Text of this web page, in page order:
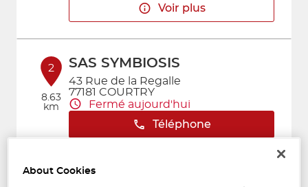
Voir plus
2
8.63
km
SAS SYMBIOSIS
43 Rue de la Regalle
77181 COURTRY
Fermé aujourd'hui
Téléphone
About Cookies